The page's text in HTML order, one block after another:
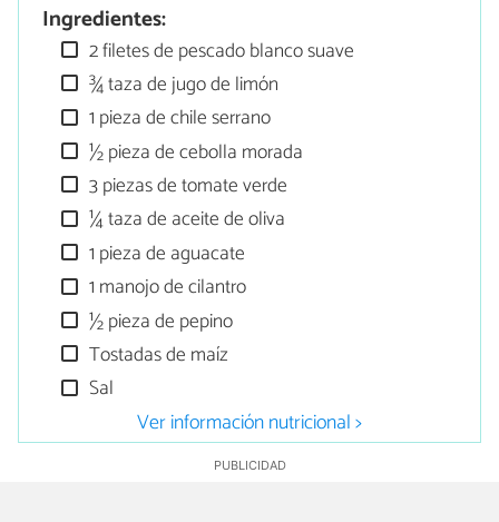
Ingredientes:
2 filetes de pescado blanco suave
¾ taza de jugo de limón
1 pieza de chile serrano
½ pieza de cebolla morada
3 piezas de tomate verde
¼ taza de aceite de oliva
1 pieza de aguacate
1 manojo de cilantro
½ pieza de pepino
Tostadas de maíz
Sal
Ver información nutricional >